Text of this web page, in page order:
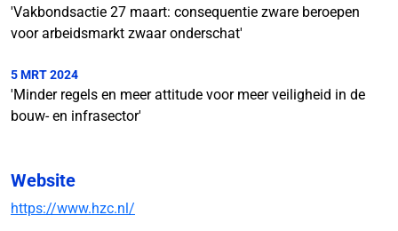
'Vakbondsactie 27 maart: consequentie zware beroepen
voor arbeidsmarkt zwaar onderschat'
5 MRT 2024
'Minder regels en meer attitude voor meer veiligheid in de
bouw- en infrasector'
Website
https://www.hzc.nl/